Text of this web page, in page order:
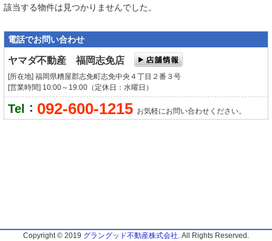
該当する物件は見つかりませんでした。
電話でお問い合わせ
ヤマダ不動産 福岡志免店
[所在地] 福岡県糟屋郡志免町志免中央４丁目２番３号
[営業時間] 10:00～19:00（定休日：水曜日）
Tel ： 092-600-1215 お気軽にお問い合わせください。
Copyright © 2019 グラングッド不動産株式会社. All Rights Reserved.